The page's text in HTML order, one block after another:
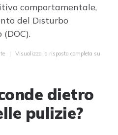
comportamentale,
del Disturbo
(DOC).
| Visualizza la risposta completa su
dietro
pulizie?